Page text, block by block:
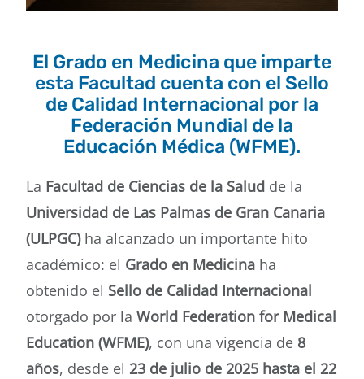
El Grado en Medicina que imparte
esta Facultad cuenta con el Sello
de Calidad Internacional por la
Federación Mundial de la
Educación Médica (WFME).
La Facultad de Ciencias de la Saludde la
Universidad de Las Palmas de Gran Canaria
(ULPGC)ha alcanzado un importante hito
académico: el Grado en Medicinaha
obtenido el Sello de Calidad Internacional
otorgado por la World Federation for Medical
Education (WFME), con una vigencia de 8
años, desde el 23 de julio de 2025 hasta el 22